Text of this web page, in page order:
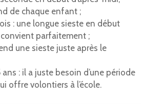
de chaque enfant ;
: une longue sieste en début
convient parfaitement ;
une sieste juste après le
: il a juste besoin d’une période
offre volontiers à l’école.